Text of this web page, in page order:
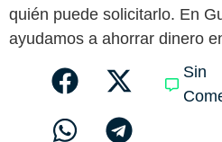
quién puede solicitarlo. En
ayudamos a ahorrar dinero
Sin